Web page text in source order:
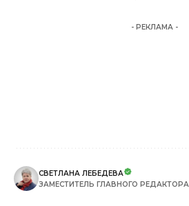
- РЕКЛАМА -
СВЕТЛАНА ЛЕБЕДЕВА
ЗАМЕСТИТЕЛЬ ГЛАВНОГО РЕДАКТОРА